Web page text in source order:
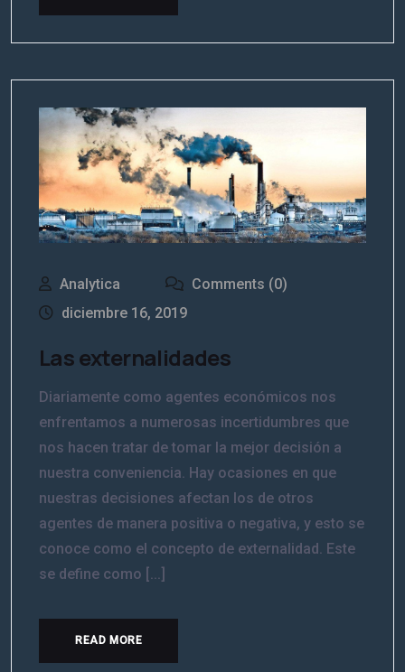
Analytica
Comments (0)
diciembre 16, 2019
Las externalidades
Diariamente como agentes económicos nos
enfrentamos a numerosas incertidumbres que
nos hacen tratar de tomar la mejor decisión a
nuestra conveniencia. Hay ocasiones en que
nuestras decisiones afectan los de otros
agentes de manera positiva o negativa, y esto se
conoce como el concepto de externalidad. Este
se define como [...]
READ MORE